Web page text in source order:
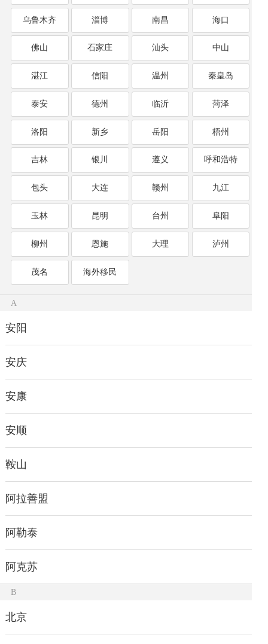
乌鲁木齐 淄博 南昌 海口
佛山 石家庄 汕头 中山
湛江 信阳 温州 秦皇岛
泰安 德州 临沂 菏泽
洛阳 新乡 岳阳 梧州
吉林 银川 遵义 呼和浩特
包头 大连 赣州 九江
玉林 昆明 台州 阜阳
柳州 恩施 大理 泸州
茂名 海外移民
A
安阳
安庆
安康
安顺
鞍山
阿拉善盟
阿勒泰
阿克苏
B
北京